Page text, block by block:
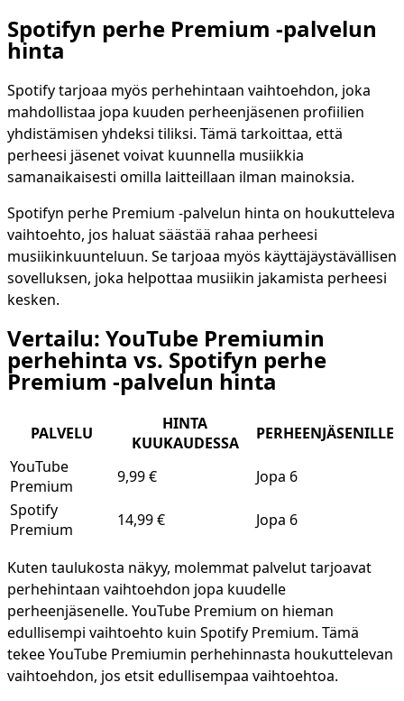
Spotifyn perhe Premium -palvelun
hinta
Spotify tarjoaa myös perhehintaan vaihtoehdon, joka
mahdollistaa jopa kuuden perheenjäsenen profiilien
yhdistämisen yhdeksi tiliksi. Tämä tarkoittaa, että
perheesi jäsenet voivat kuunnella musiikkia
samanaikaisesti omilla laitteillaan ilman mainoksia.
Spotifyn perhe Premium -palvelun hinta on houkutteleva
vaihtoehto, jos haluat säästää rahaa perheesi
musiikinkuunteluun. Se tarjoaa myös käyttäjäystävällisen
sovelluksen, joka helpottaa musiikin jakamista perheesi
kesken.
Vertailu: YouTube Premiumin
perhehinta vs. Spotifyn perhe
Premium -palvelun hinta
PALVELU
HINTA
KUUKAUDESSA
PERHEENJÄSENILLE
YouTube
Premium
9,99 €
Jopa 6
Spotify
Premium
14,99 € Jopa 6
Kuten taulukosta näkyy, molemmat palvelut tarjoavat
perhehintaan vaihtoehdon jopa kuudelle
perheenjäsenelle. YouTube Premium on hieman
edullisempi vaihtoehto kuin Spotify Premium. Tämä
tekee YouTube Premiumin perhehinnasta houkuttelevan
vaihtoehdon, jos etsit edullisempaa vaihtoehtoa.